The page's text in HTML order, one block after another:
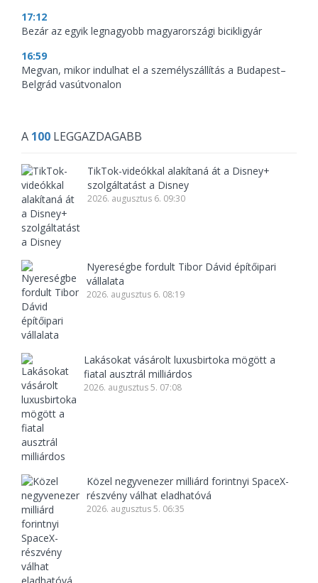
17:12
Bezár az egyik legnagyobb magyarországi bicikligyár
16:59
Megvan, mikor indulhat el a személyszállítás a Budapest–
Belgrád vasútvonalon
A 100 LEGGAZDAGABB
TikTok-videókkal alakítaná át a Disney+
szolgáltatást a Disney
2026. augusztus 6. 09:30
Nyereségbe fordult Tibor Dávid építőipari
vállalata
2026. augusztus 6. 08:19
Lakásokat vásárolt luxusbirtoka mögött a
fiatal ausztrál milliárdos
2026. augusztus 5. 07:08
Közel negyvenezer milliárd forintnyi SpaceX-
részvény válhat eladhatóvá
2026. augusztus 5. 06:35